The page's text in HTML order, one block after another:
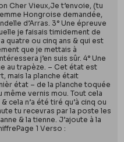
Cher Vieux,Je t’envoie, (tu
Hongroise demandée,
d’Arras. 3° Une épreuve
je faisais timidement de
quatre ou cinq ans & qui est
que je mettais à
j’en suis sûr. 4° Une
au trapèze. – Cet état est
mais la planche était
état – de la planche toquée
même vernis mou. Tout cela
cela n’a été tiré qu’à cinq ou
tu recevras par la poste les
& la tienne. J’ajoute à la
1 Verso :